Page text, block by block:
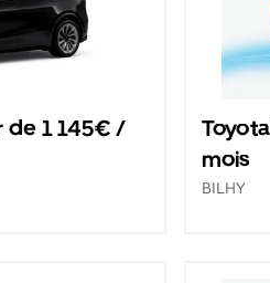
de 1 145€ /
mois
BILHY